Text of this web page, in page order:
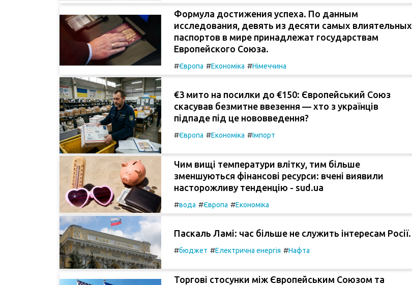
Формула достижения успеха. По данным
исследования, девять из десяти самых влиятельных
паспортов в мире принадлежат государствам
Европейского Союза.
#Європа #Економіка #Німеччина
€3 мито на посилки до €150: Європейський Союз
скасував безмитне ввезення — хто з українців
підпаде під це нововведення?
#Європа #Економіка #Імпорт
Чим вищі температури влітку, тим більше
зменшуються фінансові ресурси: вчені виявили
насторожливу тенденцію - sud.ua
#вода #Європа #Економіка
Паскаль Ламі: час більше не служить інтересам Росії.
#бюджет #Електрична енергія #Нафта
Торгові стосунки між Європейським Союзом та